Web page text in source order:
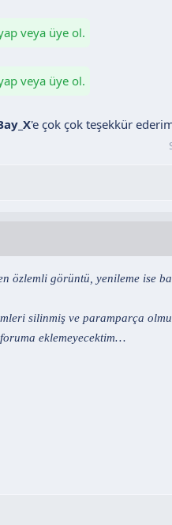
veya üye ol.
veya üye ol.
'e çok çok teşekkür
özlemli görüntü, yenileme ise
silinmiş ve paramparça
eklemeyecektim…